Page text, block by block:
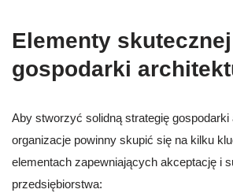
Elementy
gospodarki
Aby stworzyć solidną strategię gospodarki
organizacje powinny skupić się na kilku
elementach zapewniających akceptację i
przedsiębiorstwa: